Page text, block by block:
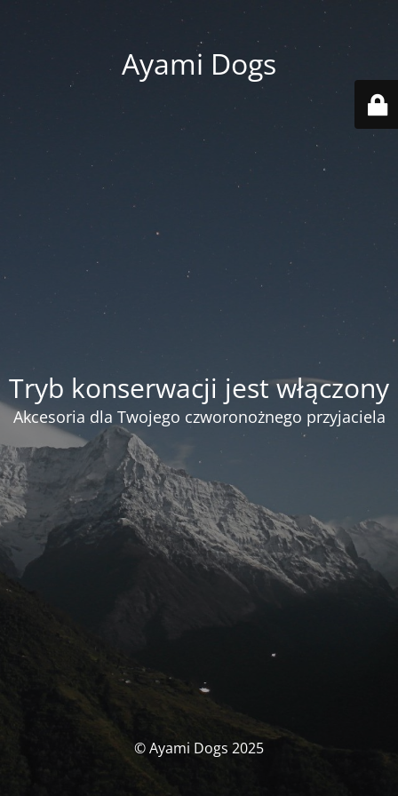
Ayami Dogs
Tryb konserwacji jest włączony
Akcesoria dla Twojego czworonożnego przyjaciela
© Ayami Dogs 2025